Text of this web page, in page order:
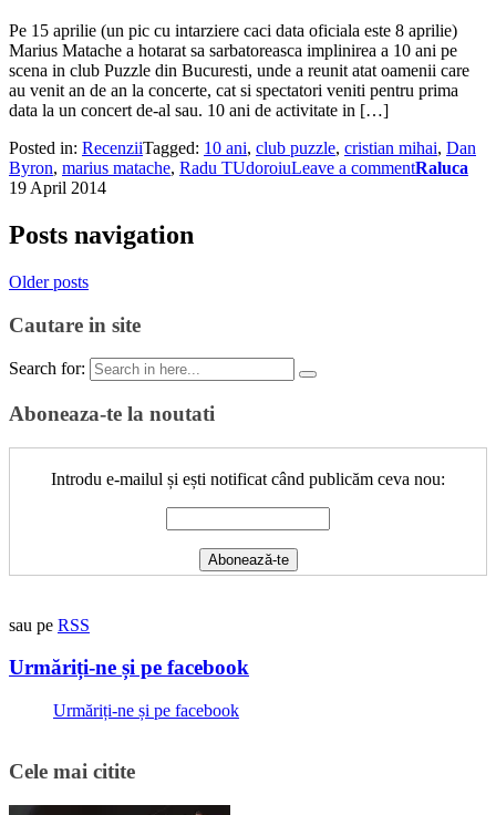
Pe 15 aprilie (un pic cu intarziere caci data oficiala este 8 aprilie)
Marius Matache a hotarat sa sarbatoreasca implinirea a 10 ani pe
scena in club Puzzle din Bucuresti, unde a reunit atat oamenii care
au venit an de an la concerte, cat si spectatori veniti pentru prima
data la un concert de-al sau. 10 ani de activitate in […]
Posted in: RecenziiTagged: 10 ani, club puzzle, cristian mihai, Dan
Byron, marius matache, Radu TUdoroiuLeave a commentRaluca
19 April 2014
Posts navigation
Older posts
Cautare in site
Search for:
Aboneaza-te la noutati
Introdu e-mailul și ești notificat când publicăm ceva nou:
sau pe RSS
Urmăriți-ne și pe facebook
Urmăriți-ne și pe facebook
Cele mai citite